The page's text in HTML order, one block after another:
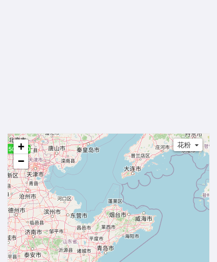
花粉
50.0
50.0
50.0
50.050.0
+
−